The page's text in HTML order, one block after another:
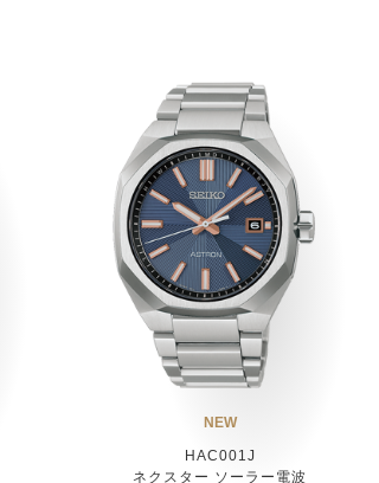
NEW
HAC001J
ネクスター ソーラー電波